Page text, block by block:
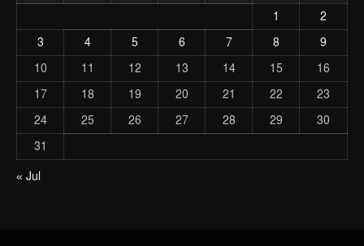
1
2
3
4 5 6 7 8
9
10
11 12 13 14 15
16
17
18 19 20 21 22
23
24
25 26 27 28 29
30
31
« Jul